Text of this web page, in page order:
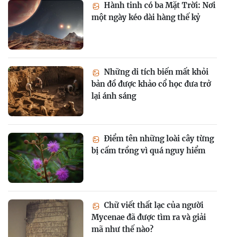
Hành tinh có ba Mặt Trời: Nơi
một ngày kéo dài hàng thế kỷ
Những di tích biến mất khỏi
bản đồ được khảo cổ học đưa trở
lại ánh sáng
Điểm tên những loài cây từng
bị cấm trồng vì quá nguy hiểm
Chữ viết thất lạc của người
Mycenae đã được tìm ra và giải
mã như thế nào?